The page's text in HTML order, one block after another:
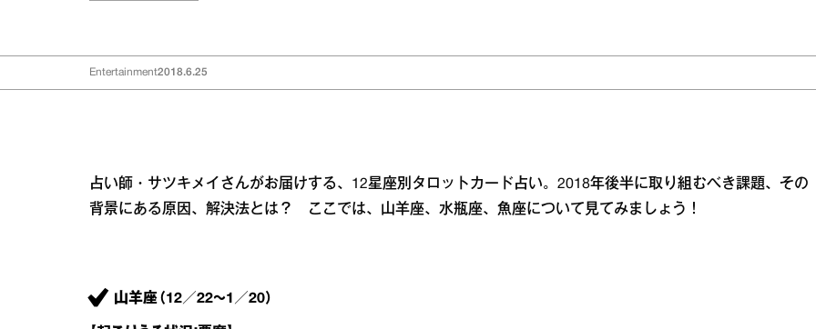
Entertainment2018.6.25
占い師・サツキメイさんがお届けする、12星座別タロットカード占い。2018年後半に取り組むべき課題、その
背景にある原因、解決法とは？ ここでは、山羊座、水瓶座、魚座について見てみましょう！
山羊座（12／22～1／20）